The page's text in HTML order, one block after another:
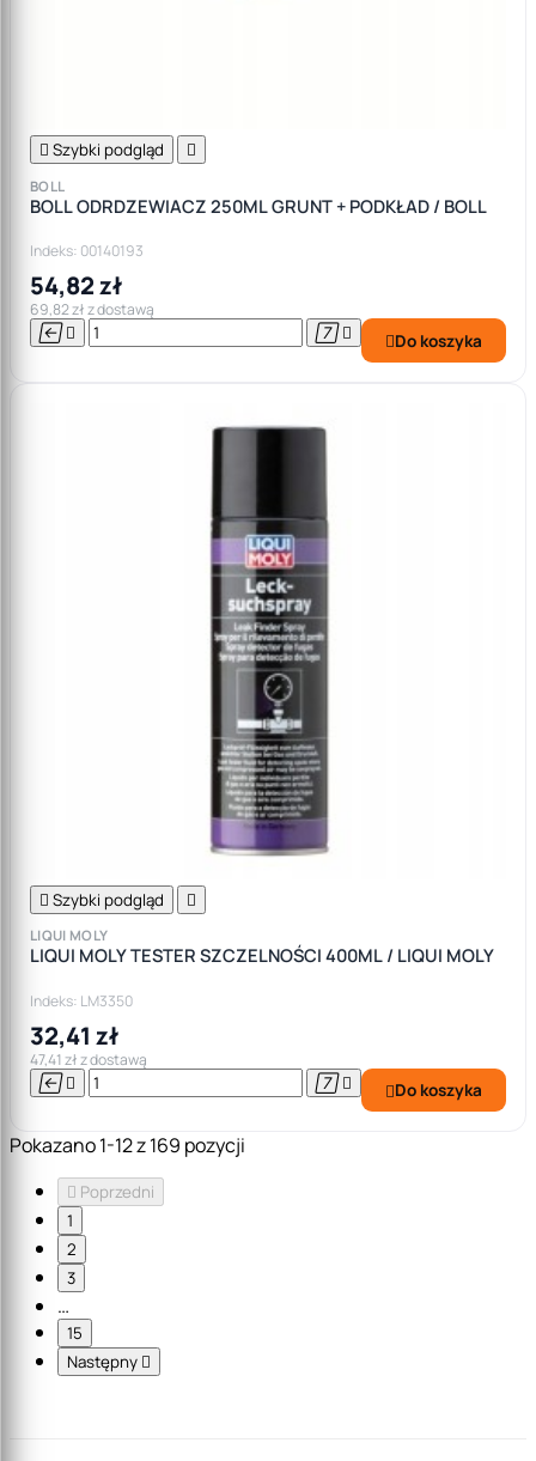
 Szybki podgląd 
BOLL
BOLL ODRDZEWIACZ 250ML GRUNT + PODKŁAD / BOLL
Indeks: 00140193
54,82 zł
69,82 zł z dostawą
    Do koszyka
 Szybki podgląd 
LIQUI MOLY
LIQUI MOLY TESTER SZCZELNOŚCI 400ML / LIQUI MOLY
Indeks: LM3350
32,41 zł
47,41 zł z dostawą
    Do koszyka
Pokazano 1-12 z 169 pozycji
 Poprzedni
1
2
3
…
15
Następny 